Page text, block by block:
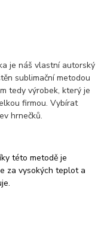
je náš vlastní autorský
sublimační metodou
tedy výrobek, který je
firmou. Vybírat
hrnečků.
této metodě je
za vysokých teplot a